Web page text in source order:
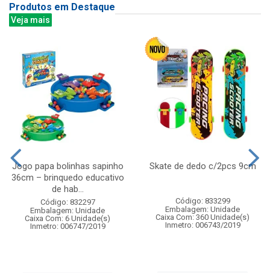
Produtos em Destaque
Veja mais
Jogo papa bolinhas sapinho
36cm – brinquedo educativo
de hab...
Código: 832297
Embalagem: Unidade
Caixa Com: 6 Unidade(s)
Inmetro: 006747/2019
Skate de dedo c/2pcs 9cm
Código: 833299
Embalagem: Unidade
Caixa Com: 360 Unidade(s)
Inmetro: 006743/2019